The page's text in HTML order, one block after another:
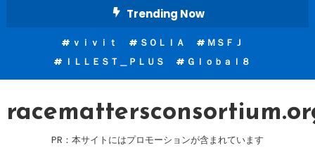
Trending Now
ｖｉｖｉｔ ＳＯＬＩＡ
ＭＳＦＪ
ＩＬＬＥＳＴ＿ＰＬＵＳ
Ｇｌｏｂａｌ８
PR：本サイトにはプロモーションが含まれています